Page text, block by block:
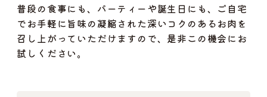
普段の食事にも、パーティーや誕生日にも、ご自宅
でお手軽に旨味の凝縮された深いコクのあるお肉を
召し上がっていただけますので、是非この機会にお
試しください。